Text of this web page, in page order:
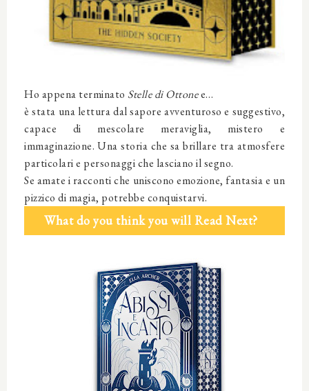
Ho appena terminato Stelle di Ottonee…
è stata una lettura dal sapore avventuroso e suggestivo,
capace di mescolare meraviglia, mistero e
immaginazione. Una storia che sa brillare tra atmosfere
particolari e personaggi che lasciano il segno.
Se amate i racconti che uniscono emozione, fantasia e un
pizzico di magia, potrebbe conquistarvi.
What do you think you will Read Next?